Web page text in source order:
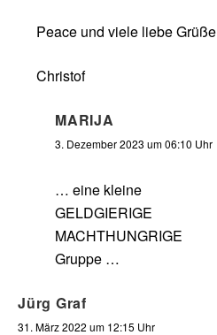
Peace und viele liebe Grüße
Christof
MARIJA
3. Dezember 2023 um 06:10 Uhr
… eine kleine
GELDGIERIGE
MACHTHUNGRIGE
Gruppe …
Jürg Graf
31. März 2022 um 12:15 Uhr